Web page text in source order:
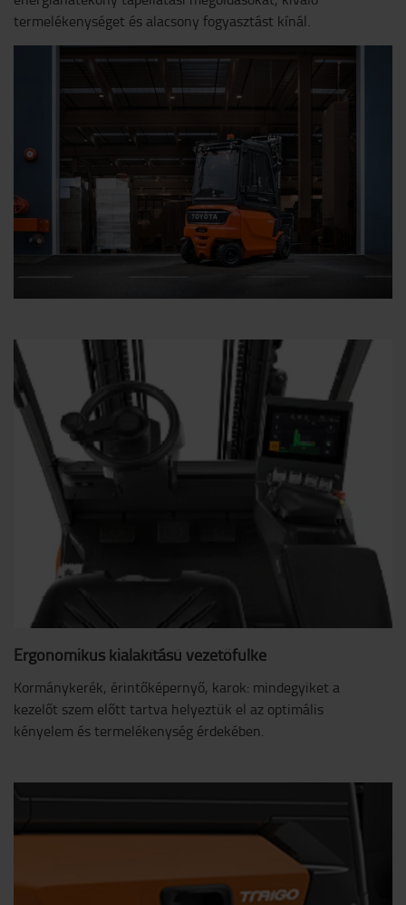
termelékenységet és alacsony fogyasztást kínál.
Ergonomikus kialakítású vezetőfülke
Kormánykerék, érintőképernyő, karok: mindegyiket a
kezelőt szem előtt tartva helyeztük el az optimális
kényelem és termelékenység érdekében.